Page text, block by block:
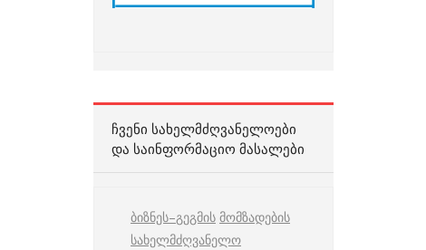
ᲩᲕᲔᲜᲘ ᲡᲐᲮᲔᲚᲛᲫᲦᲕᲐᲜᲔᲚᲝᲔᲑᲘ
ᲓᲐ ᲡᲐᲘᲜᲤᲝᲠᲛᲐᲪᲘᲝ ᲛᲐᲡᲐᲚᲔᲑᲘ
ბიზნეს–გეგმის მომზადების
სახელმძღვანელო